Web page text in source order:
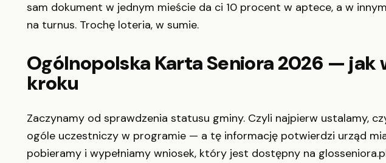
sam dokument w jednym mieście da ci 10 procent w aptece, a w
na turnus. Trochę loteria, w sumie.
Ogólnopolska Karta Seniora 2026 —
kroku
Zaczynamy od sprawdzenia statusu gminy. Czyli najpierw ustalamy,
ogóle uczestniczy w programie — a tę informację potwierdzi urząd
pobieramy i wypełniamy wniosek, który jest dostępny na